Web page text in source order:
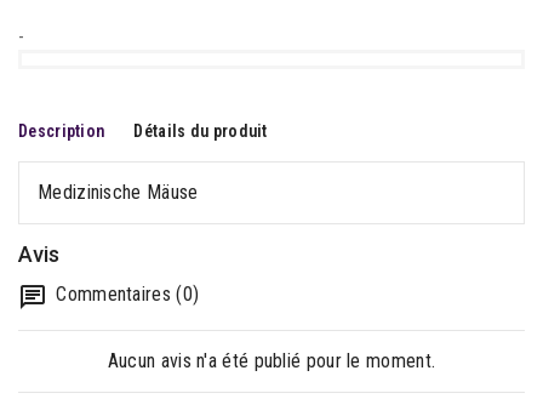
-
Description Détails du produit
Medizinische Mäuse
Avis
Commentaires (0)
Aucun avis n'a été publié pour le moment.